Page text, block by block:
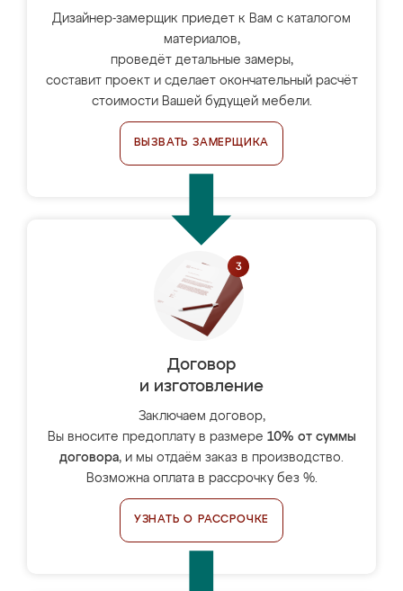
Дизайнер-замерщик приедет к Вам с каталогом
материалов,
проведёт детальные замеры,
составит проект и сделает окончательный расчёт
стоимости Вашей будущей мебели.
ВЫЗВАТЬ ЗАМЕРЩИКА
Договор
и изготовление
Заключаем договор,
Вы вносите предоплату в размере 10% от суммы
договора, и мы отдаём заказ в производство.
Возможна оплата в рассрочку без %.
УЗНАТЬ О РАССРОЧКЕ